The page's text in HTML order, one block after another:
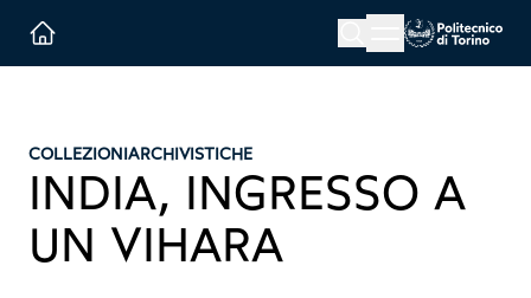
Menu button
COLLEZIONIARCHIVISTICHE
INDIA, INGRESSO A
UN VIHARA